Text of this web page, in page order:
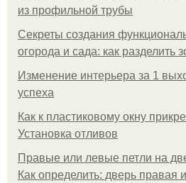
из профильной трубы
Секреты создания
огорода и сада: как разделить
Изменение интерьера за 1
успеха
Как к пластиковому окну
Установка отливов
Правые или левые петли на
Как определить: дверь правая